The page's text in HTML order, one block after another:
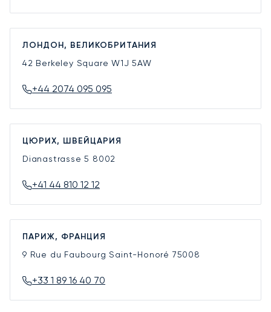
ЛОНДОН, ВЕЛИКОБРИТАНИЯ
42 Berkeley SquareW1J 5AW
+44 2074 095 095
ЦЮРИХ, ШВЕЙЦАРИЯ
Dianastrasse 5 8002
+41 44 810 12 12
ПАРИЖ, ФРАНЦИЯ
9 Rue du Faubourg Saint-Honoré 75008
+33 1 89 16 40 70